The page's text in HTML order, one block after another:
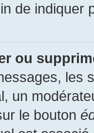
de indiquer
ou
les
un
le bouton